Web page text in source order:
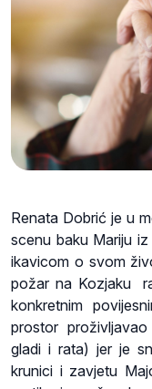
Renata Dobrić je u
scenu baku Mariju
ikavicom o svom
požar na Kozjaku
konkretnim
prostor
gladi i rata) jer je
krunici i zavjetu